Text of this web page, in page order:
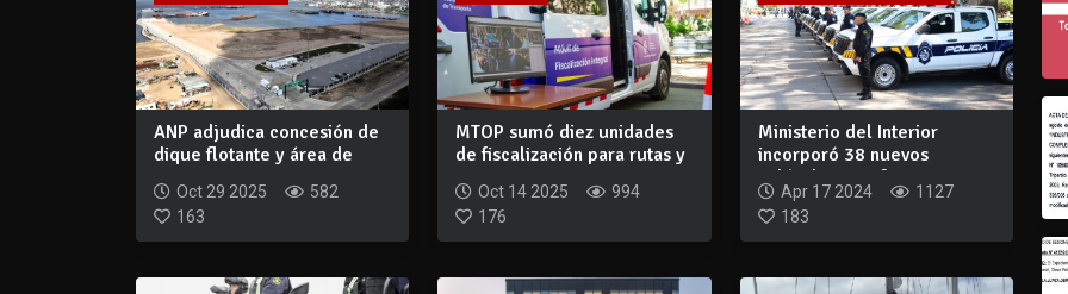
ANP adjudica concesión de
dique flotante y área de
Oct 29 2025
582
163
MTOP sumó diez unidades
de fiscalización para rutas y
Oct 14 2025
994
176
Ministerio del Interior
incorporó 38 nuevos
vehículos a su f...
Apr 17 2024
1127
183